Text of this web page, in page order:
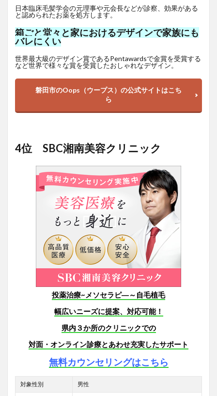
日本臨床毛髪学会の元理事や元会長などが診察、効果がある
と認められたお薬を処方します。
箱ごと堂々と家におけるデザインで家族にも
バレにくい
世界最大級のデザイン賞であるPentawardsで金賞を受賞する
など世界で様々な賞を受賞したおしゃれなデザイン。
磐田市のOops（ウープス）の公式サイトはこち
ら
4位 SBC湘南美容クリニック
投薬治療~メソセラピ―～自毛植毛
幅広いニーズに提案、対応可能！
県内３か所のクリニックでの
対面・オンライン診療とあわせ充実したサポート
無料カウンセリングはこちら
対象性別 男性